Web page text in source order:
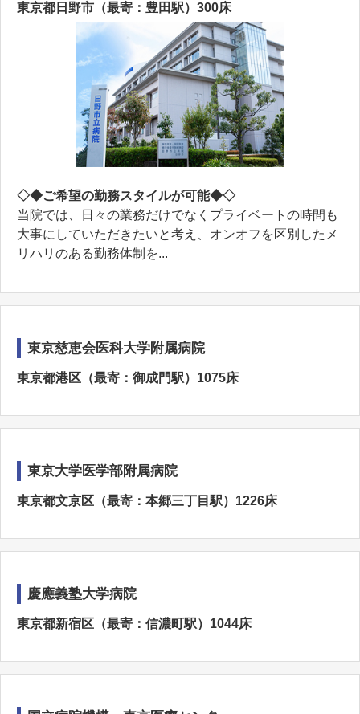
東京都日野市（最寄：豊田駅）300床
◇◆ご希望の勤務スタイルが可能◆◇
当院では、日々の業務だけでなくプライベートの時間も
⼤事にしていただきたいと考え、オンオフを区別したメ
リハリのある勤務体制を...
東京慈恵会医科大学附属病院
東京都港区（最寄：御成門駅）1075床
東京大学医学部附属病院
東京都文京区（最寄：本郷三丁目駅）1226床
慶應義塾大学病院
東京都新宿区（最寄：信濃町駅）1044床